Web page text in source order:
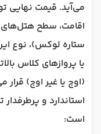
می‌آید. قیمت نهایی
ستاره لوکس)، نوع
یا پروازهای کلاس
(اوج یا غیر اوج)
استاندارد و
است: